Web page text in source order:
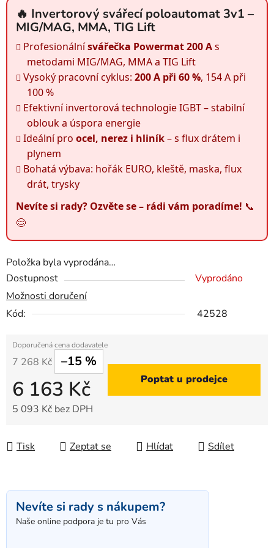
🔥 Invertorový svářecí poloautomat 3v1 –
MIG/MAG, MMA, TIG Lift
Profesionálnísvářečka Powermat 200 As
metodami MIG/MAG, MMA a TIG Lift
Vysoký pracovní cyklus: 200 A při 60 %, 154 A při
100 %
Efektivní invertorová technologie IGBT – stabilní
oblouk a úspora energie
Ideální pro ocel, nerez i hliník– s flux drátem i
plynem
Bohatá výbava: hořák EURO, kleště, maska, flux
drát, trysky
Nevíte si rady? Ozvěte se – rádi vám poradíme! 📞
😊
Položka byla vyprodána…
Dostupnost
Vyprodáno
Možnosti doručení
Kód:
42528
7 268 Kč –15 %
6 163 Kč
5 093 Kč bez DPH
Poptat u prodejce
Tisk Zeptat se Hlídat Sdílet
Nevíte si rady s nákupem?
Naše online podpora je tu pro Vás